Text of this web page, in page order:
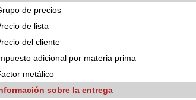
de precios
de lista
del cliente
adicional por materia prima
metálico
sobre la entrega